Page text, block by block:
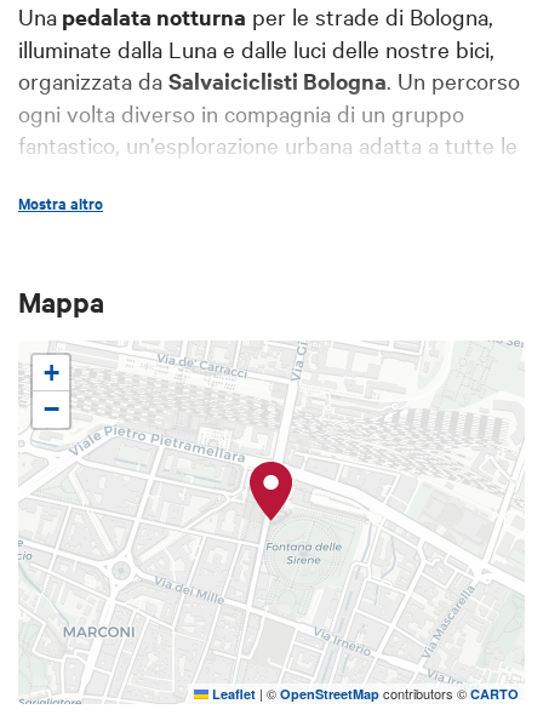
Una pedalata notturna per le strade di Bologna,
illuminate dalla Luna e dalle luci delle nostre bici,
organizzata da Salvaiciclisti Bologna. Un percorso
ogni volta diverso in compagnia di un gruppo
fantastico, un’esplorazione urbana adatta a tutte le
infrastrutture ciclabili della città, scoprire angoli
bici.La partecipazione è libera
tutti e tutte.
Appuntamento tutti i martedì sera in Velostazione
ExDynamo.
Basta portare la propria bici, lucine funzionanti e
tutto ciò che fa stare bene in compagnia. È anche
possibile il noleggio bici in loco.
Mostra altro
Mappa
+
−
Leaflet | © OpenStreetMap contributors © CARTO